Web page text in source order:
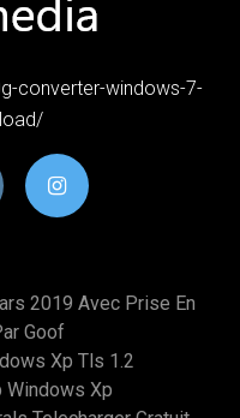
converter-windows-7-
2019 Avec Prise En
Goof
Xp Tls 1.2
Windows Xp